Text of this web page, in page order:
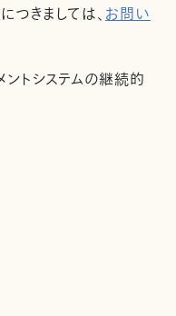
つきましては、お問い
トシステムの継続的